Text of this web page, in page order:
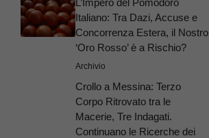
Italiano: Tra Dazi, Accuse e
Concorrenza Estera, il Nostro
‘Oro Rosso’ è a Rischio?
Archivio
Crollo a Messina: Terzo
Corpo Ritrovato tra le
Macerie, Tre Indagati.
Continuano le Ricerche dei